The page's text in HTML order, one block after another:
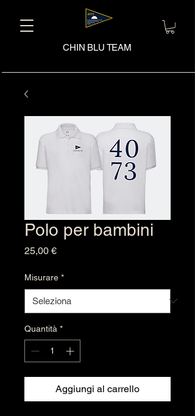
CHIN BLU TEAM
Polo per bambini
25,00 €Prezzo
Misurare *
Quantità *
Aggiungi al carrello